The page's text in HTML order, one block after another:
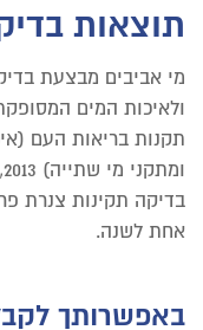
תוצאות
מי אביבים מבצעת
ולאיכות המים
תקנות בריאות העם
בדיקה תקינות צנרת
אחת לשנה.
באפשרותך